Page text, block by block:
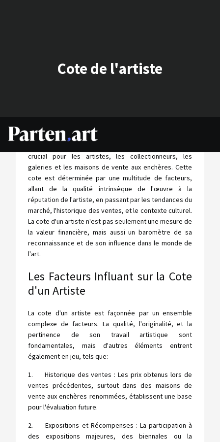
Cote de l'artiste
La cote d'un artiste désigne une estimation de la valeur
crucial pour les artistes, les collectionneurs, les
galeries et les maisons de vente aux enchères. Cette
cote est déterminée par une multitude de facteurs,
allant de la qualité intrinsèque de l'œuvre à la
réputation de l'artiste, en passant par les tendances du
marché, l'historique des ventes, et le contexte culturel.
La cote d'un artiste n'est pas seulement une mesure de
la valeur financière, mais aussi un baromètre de sa
reconnaissance et de son influence dans le monde de
l'art.
Les Facteurs Influant sur la Cote
d'un Artiste
La cote d'un artiste est façonnée par un ensemble
complexe de facteurs. La qualité, l'originalité, et la
pertinence de son travail artistique sont
fondamentales, mais d'autres éléments entrent
également en jeu, tels que:
1. Historique des ventes : Les prix obtenus lors de
ventes précédentes, surtout dans des maisons de
vente aux enchères renommées, établissent une base
pour l'évaluation future.
2. Expositions et Récompenses : La participation à
des expositions majeures, des biennales ou la